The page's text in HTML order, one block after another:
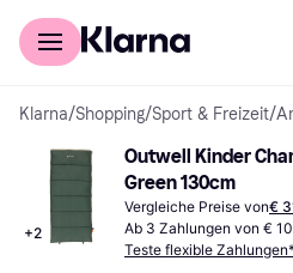
Für Shopper
Klarna/Shopping/Sport & Freizeit/
+2
Outwell Kinder
Green 130cm
Vergleiche Preise von€
Ab 3 Zahlungen von €
Teste flexible